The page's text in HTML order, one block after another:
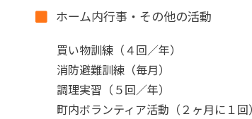
ホーム内行事・その他の活動
買い物訓練（４回／年）
消防避難訓練（毎月）
調理実習（５回／年）
町内ボランティア活動（２ヶ月に１回